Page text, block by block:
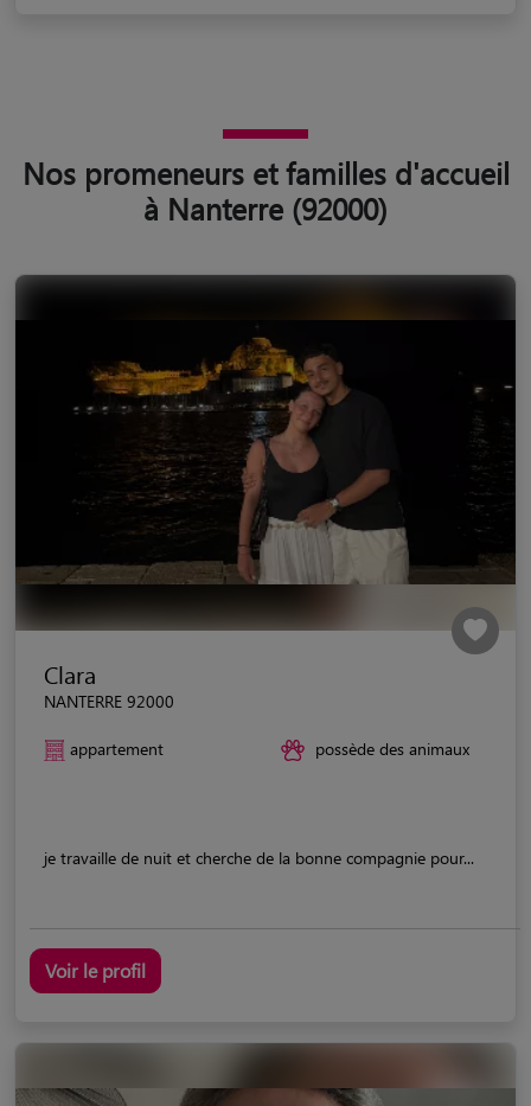
Nos promeneurs et familles d'accueil
à Nanterre (92000)
Clara
NANTERRE 92000
appartement possède des animaux
je travaille de nuit et cherche de la bonne compagnie pour...
Voir le profil